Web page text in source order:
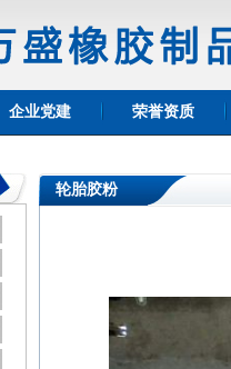
企业党建 荣誉资质
轮胎胶粉